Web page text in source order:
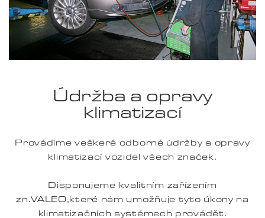
Údržba a opravy
klimatizací
Provádíme veškeré odborné údržby a opravy
klimatizací vozidel všech značek.
Disponujeme kvalitním zařízením
zn.VALEO,které nám umožňuje tyto úkony na
klimatizačních systémech provádět.